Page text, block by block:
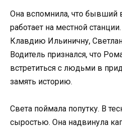
Она вспомнила, что бывший
работает на местной
Клавдию Ильиничну,
Водитель признался, что
встретиться с людьми в
замять историю.
Света поймала попутку. В
сыростью. Она надвинула